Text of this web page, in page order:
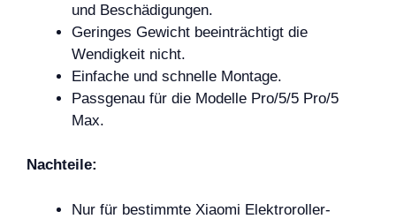
und Beschädigungen.
Geringes Gewicht beeinträchtigt die
Wendigkeit nicht.
Einfache und schnelle Montage.
Passgenau für die Modelle Pro/5/5 Pro/5
Max.
Nachteile:
Nur für bestimmte Xiaomi Elektroroller-